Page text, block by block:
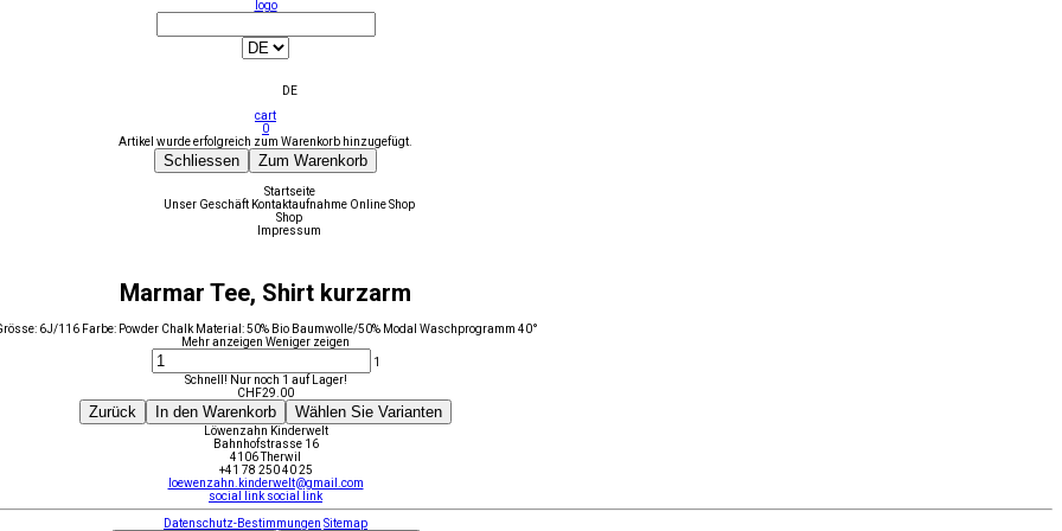
logo
DE
cart
0
Artikel wurde erfolgreich zum Warenkorb hinzugefügt.
Schliessen Zum Warenkorb
Startseite
Unser Geschäft Kontaktaufnahme Online Shop
Shop
Impressum
Marmar Tee, Shirt kurzarm
6J/116 Farbe: Powder Chalk Material: 50% Bio Baumwolle/50% Modal Waschprogramm 40°
Mehr anzeigen Weniger zeigen
1
Schnell! Nur noch 1 auf Lager!
CHF29.00
Zurück In den Warenkorb Wählen Sie Varianten
Löwenzahn Kinderwelt
Bahnhofstrasse 16
4106 Therwil
+41 78 250 40 25
loewenzahn.kinderwelt@gmail.com
social link social link
Datenschutz-Bestimmungen Sitemap